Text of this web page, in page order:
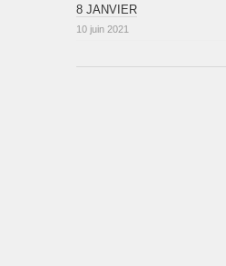
8 JANVIER
10 juin 2021